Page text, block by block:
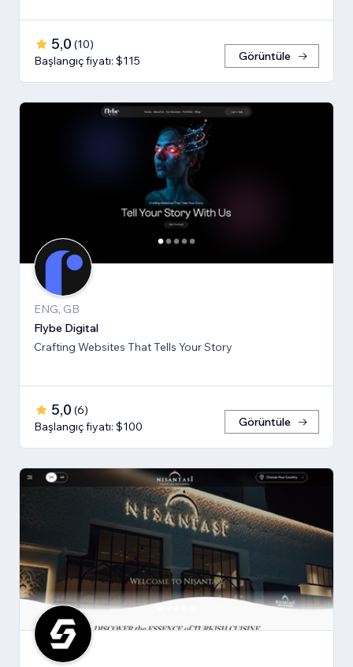
5,0 (10)
Başlangıç fiyatı: $115
Görüntüle
ENG, GB
Flybe Digital
Crafting Websites That Tells Your Story
5,0 (6)
Başlangıç fiyatı: $100
Görüntüle